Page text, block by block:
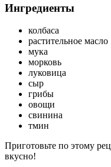
Ингредиенты
колбаса
растительное масло
мука
морковь
луковица
сыр
грибы
овощи
свинина
тмин
Приготовьте по этому
вкусно!